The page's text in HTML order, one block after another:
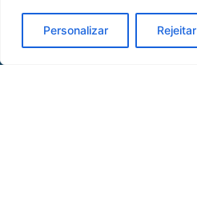
Personalizar Rejeitar